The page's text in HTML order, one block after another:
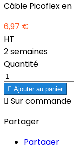
Câble Picoflex en
6,97 €
HT
2 semaines
Quantité
 Ajouter au panier
 Sur commande
Partager
Partager